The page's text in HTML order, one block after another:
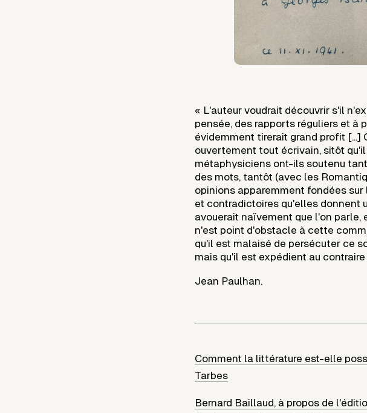
« L'auteur voudrait découvrir s'il
pensée, des rapports réguliers et à
évidemment tirerait grand profit
ouvertement tout écrivain, sitôt
métaphysiciens ont-ils soutenu
des mots, tantôt (avec les
opinions apparemment fondées
et contradictoires qu'elles donnent
avouerait naïvement que l'on parle,
n'est point d'obstacle à cette
qu'il est malaisé de persécuter ce
mais qu'il est expédient au
Jean Paulhan.
Comment la littérature est-elle
Tarbes
Bernard Baillaud, à propos de